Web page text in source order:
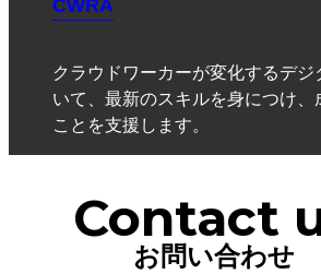
CWRA
クラウドワーカーが変化するデジ
いて、最新のスキルを身につけ、
ことを支援します。
Contact
お問い合わせ